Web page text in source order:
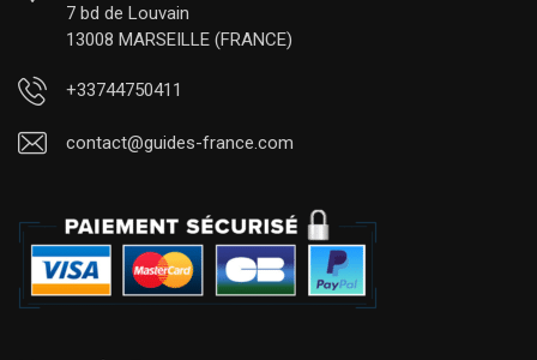
7 bd de Louvain
13008 MARSEILLE (FRANCE)
+33744750411
contact@guides-france.com